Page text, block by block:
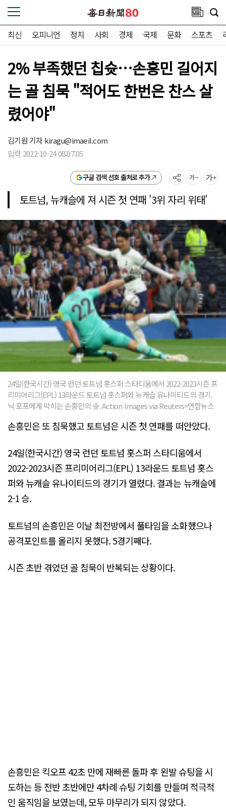
최신 오피니언 정치 사회 경제 국제 문화 스포츠
2% 부족했던 칩슛…손흥민 길어지
는 골 침묵 "적어도 한번은 찬스 살
렸어야"
김기원 기자kiragu@imaeil.com
입력 2022-10-24 08:07:05
구글 검색 선호 출처로 추가
토트넘, 뉴캐슬에 져 시즌 첫 연패 '3위 자리 위태'
24일(한국시간) 영국 런던 토트넘 홋스퍼 스타디움에서 2022-2023시즌 프
리미어리그(EPL) 13라운드 토트넘 홋스퍼와 뉴캐슬 유나이티드의 경기.
닉 포프에게 막히는 손흥민의 슛. Action Images via Reuters=연합뉴스
손흥민은 또 침묵했고 토트넘은 시즌 첫 연패를 떠안았다.
24일(한국시간) 영국 런던 토트넘 홋스퍼 스타디움에서
2022-2023시즌 프리미어리그(EPL) 13라운드 토트넘 홋스
퍼와 뉴캐슬 유나이티드의 경기가 열렸다. 결과는 뉴캐슬에
2-1 승.
토트넘의 손흥민은 이날 최전방에서 풀타임을 소화했으나
공격포인트를 올리지 못했다. 5경기째다.
시즌 초반 겪었던 골 침묵이 반복되는 상황이다.
손흥민은 킥오프 42초 만에 재빠른 돌파 후 왼발 슈팅을 시
도하는 등 전반 초반에만 4차례 슈팅 기회를 만들며 적극적
인 움직임을 보였는데, 모두 마무리가 되지 않았다.